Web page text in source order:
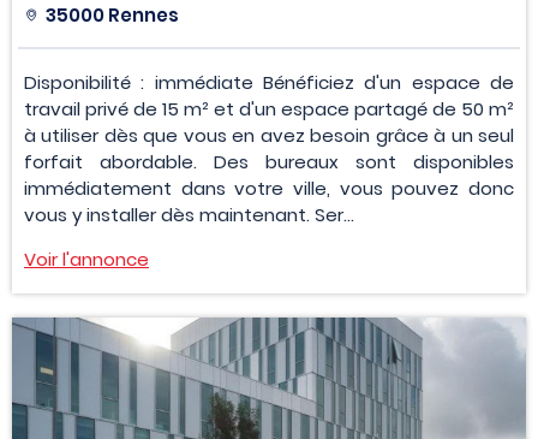
35000 Rennes
Disponibilité : immédiate Bénéficiez d'un espace de
travail privé de 15 m² et d'un espace partagé de 50 m²
à utiliser dès que vous en avez besoin grâce à un seul
forfait abordable. Des bureaux sont disponibles
immédiatement dans votre ville, vous pouvez donc
vous y installer dès maintenant. Ser...
Voir l'annonce